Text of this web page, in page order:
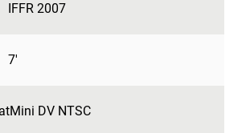
IFFR 2007
7'
Mini DV NTSC